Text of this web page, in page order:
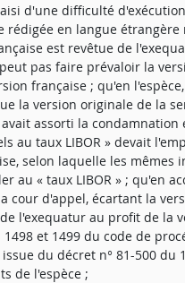
d'une difficulté
rédigée en langue étrangère
est revêtue de
pas faire prévaloir la
française ; qu'en
la version originale de la
assorti la condamnation
au taux LIBOR » devait
selon laquelle les mêmes
au « taux LIBOR » ; qu'en
cour d'appel, écartant la
l'exequatur au profit de la
et 1499 du code de
du décret n° 81-500 du
de l'espèce ;